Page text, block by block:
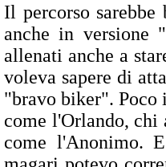
Il percorso
anche in versione
allenati anche a
voleva sapere di
"bravo biker". Poco
come l'Orlando, chi
come l'Anonimo.